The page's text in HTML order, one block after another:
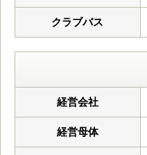
クラブバス
経営会社
経営母体